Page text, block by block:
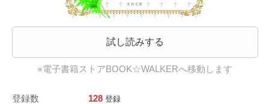
試し読みする
※電子書籍ストアBOOK☆WALKERへ移動します
登録数 128 登録